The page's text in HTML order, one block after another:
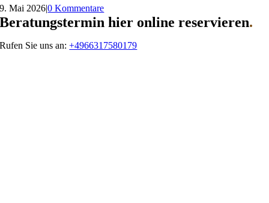
9. Mai 2026|0 Kommentare
Beratungstermin hier online reservieren.
Rufen Sie uns an:+4966317580179